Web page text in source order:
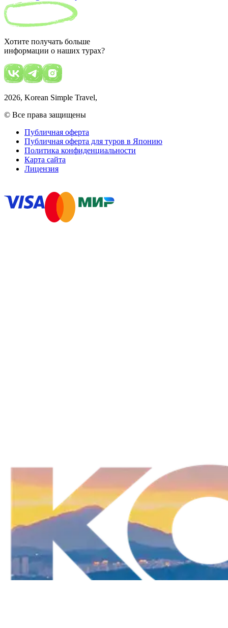
Хотите получать больше
информации о наших турах?
2026, Korean Simple Travel,
© Все права защищены
Публичная оферта
Публичная оферта для туров в Японию
Политика конфиденциальности
Карта сайта
Лицензия